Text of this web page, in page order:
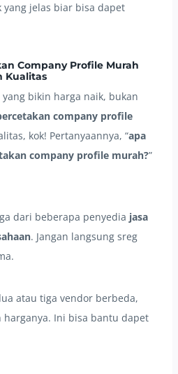
jelas biar bisa dapet
Company Profile Murah
Kualitas
bikin harga naik, bukan
company profile
kok! Pertanyaannya, “apa
company profile murah?”
dari beberapa penyedia jasa
. Jangan langsung sreg
atau tiga vendor berbeda,
Ini bisa bantu dapet